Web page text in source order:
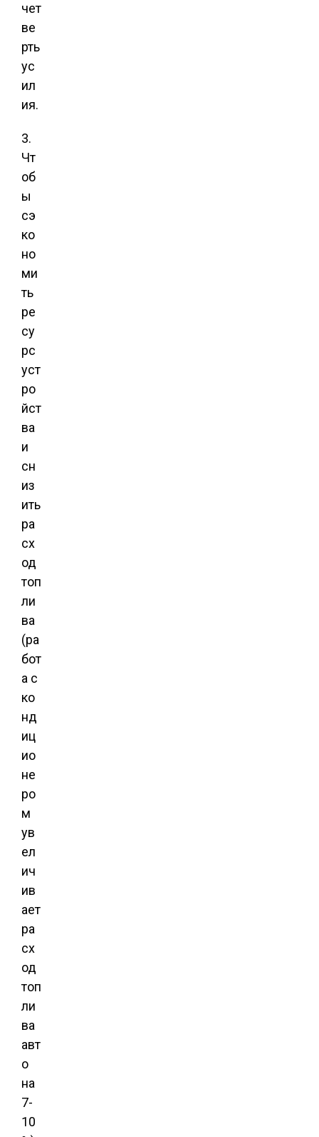
чет
ве
рть
ус
ил
ия.
3.
Чт
об
ы
сэ
ко
но
ми
ть
ре
су
рс
уст
ро
йст
ва
и
сн
из
ить
ра
сх
од
топ
ли
ва
(ра
бот
а с
ко
нд
иц
ио
не
ро
м
ув
ел
ич
ив
ает
ра
сх
од
топ
ли
ва
авт
о
на
7-
10